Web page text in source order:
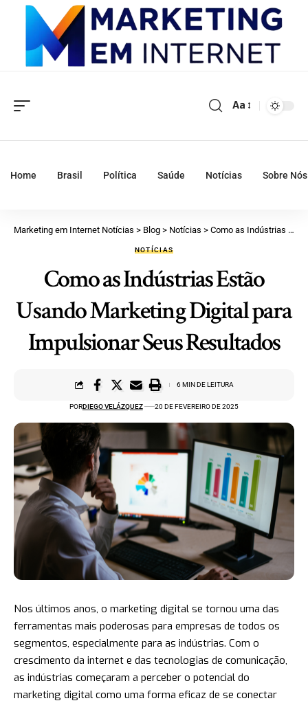
Aa
Home Brasil Política Saúde Notícias Sobre Nós
Marketing em Internet Notícias > Blog > Notícias > Como as Indústrias Estão Usando Marketing Digital para Impulsionar Seus Resultados
NOTÍCIAS
Como as Indústrias Estão
Usando Marketing Digital para
Impulsionar Seus Resultados
PORDIEGO VELÁZQUEZ 20 DE FEVEREIRO DE 2025
6 MIN DE LEITURA
Nos últimos anos, o marketing digital se tornou uma das
ferramentas mais poderosas para empresas de todos os
segmentos, especialmente para as indústrias. Com o
crescimento da internet e das tecnologias de comunicação,
as indústrias começaram a perceber o potencial do
marketing digital como uma forma eficaz de se conectar